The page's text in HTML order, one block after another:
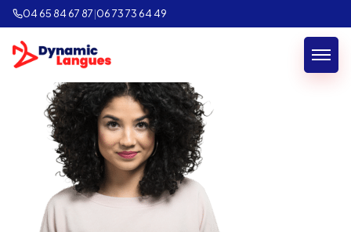
04 65 84 67 87|06 73 73 64 49
etudiante-anglais.png